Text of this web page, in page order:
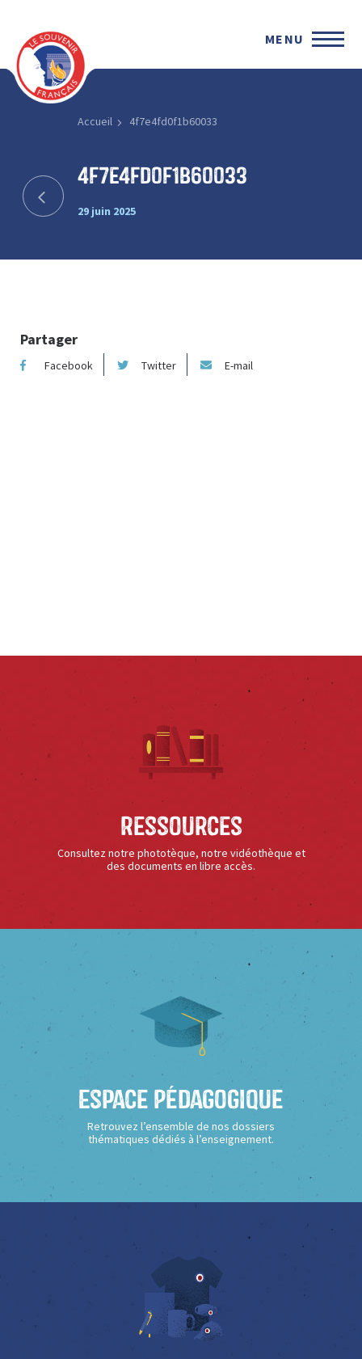
MENU
Accueil 4f7e4fd0f1b60033
4f7e4fd0f1b60033
29 juin 2025
Partager
Facebook Twitter E-mail
Ressources
Consultez notre phototèque, notre vidéothèque et
des documents en libre accès.
Espace Pédagogique
Retrouvez l’ensemble de nos dossiers
thématiques dédiés à l’enseignement.